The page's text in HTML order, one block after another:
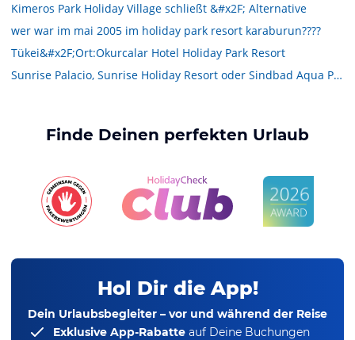
Kimeros Park Holiday Village schließt &#x2F; Alternative
wer war im mai 2005 im holiday park resort karaburun????
Tükei&#x2F;Ort:Okurcalar Hotel Holiday Park Resort
Sunrise Palacio, Sunrise Holiday Resort oder Sindbad Aqua Park??
Finde Deinen perfekten Urlaub
Hol Dir die App!
Dein Urlaubsbegleiter – vor und während der Reise
Exklusive App-Rabatte auf Deine Buchungen